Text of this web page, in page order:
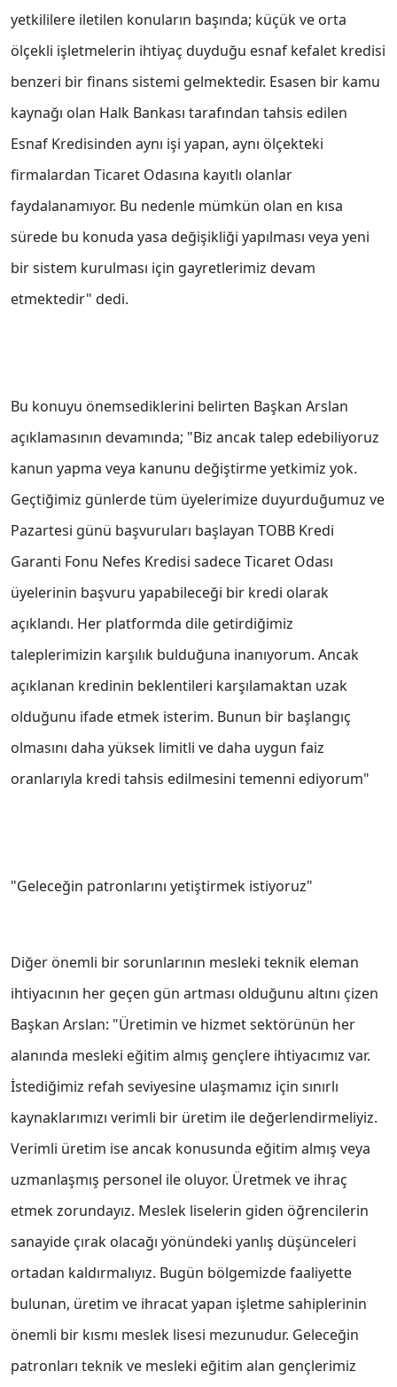
yetkililere iletilen konuların başında; küçük ve orta
ölçekli işletmelerin ihtiyaç duyduğu esnaf kefalet kredisi
benzeri bir finans sistemi gelmektedir. Esasen bir kamu
kaynağı olan Halk Bankası tarafından tahsis edilen
Esnaf Kredisinden aynı işi yapan, aynı ölçekteki
firmalardan Ticaret Odasına kayıtlı olanlar
faydalanamıyor. Bu nedenle mümkün olan en kısa
sürede bu konuda yasa değişikliği yapılması veya yeni
bir sistem kurulması için gayretlerimiz devam
etmektedir" dedi.
Bu konuyu önemsediklerini belirten Başkan Arslan
açıklamasının devamında; "Biz ancak talep edebiliyoruz
kanun yapma veya kanunu değiştirme yetkimiz yok.
Geçtiğimiz günlerde tüm üyelerimize duyurduğumuz ve
Pazartesi günü başvuruları başlayan TOBB Kredi
Garanti Fonu Nefes Kredisi sadece Ticaret Odası
üyelerinin başvuru yapabileceği bir kredi olarak
açıklandı. Her platformda dile getirdiğimiz
taleplerimizin karşılık bulduğuna inanıyorum. Ancak
açıklanan kredinin beklentileri karşılamaktan uzak
olduğunu ifade etmek isterim. Bunun bir başlangıç
olmasını daha yüksek limitli ve daha uygun faiz
oranlarıyla kredi tahsis edilmesini temenni ediyorum"
"Geleceğin patronlarını yetiştirmek istiyoruz"
Diğer önemli bir sorunlarının mesleki teknik eleman
ihtiyacının her geçen gün artması olduğunu altını çizen
Başkan Arslan: "Üretimin ve hizmet sektörünün her
alanında mesleki eğitim almış gençlere ihtiyacımız var.
İstediğimiz refah seviyesine ulaşmamız için sınırlı
kaynaklarımızı verimli bir üretim ile değerlendirmeliyiz.
Verimli üretim ise ancak konusunda eğitim almış veya
uzmanlaşmış personel ile oluyor. Üretmek ve ihraç
etmek zorundayız. Meslek liselerin giden öğrencilerin
sanayide çırak olacağı yönündeki yanlış düşünceleri
ortadan kaldırmalıyız. Bugün bölgemizde faaliyette
bulunan, üretim ve ihracat yapan işletme sahiplerinin
önemli bir kısmı meslek lisesi mezunudur. Geleceğin
patronları teknik ve mesleki eğitim alan gençlerimiz